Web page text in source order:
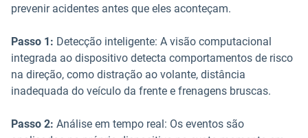
prevenir acidentes antes que eles aconteçam.
Passo 1: Detecção inteligente: A visão computacional
integrada ao dispositivo detecta comportamentos de risco
na direção, como distração ao volante, distância
inadequada do veículo da frente e frenagens bruscas.
Passo 2: Análise em tempo real: Os eventos são